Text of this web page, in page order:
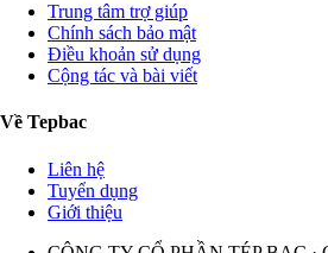
Trung tâm trợ giúp
Chính sách bảo mật
Điều khoản sử dụng
Cộng tác và bài viết
Về Tepbac
Liên hệ
Tuyển dụng
Giới thiệu